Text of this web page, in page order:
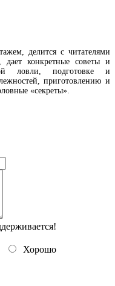
делится с читателями
конкретные советы и
ловли, подготовке и
приготовлению и
«секреты».
Хорошо